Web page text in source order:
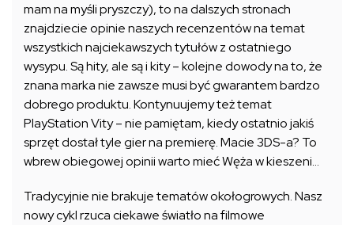
mam na myśli pryszczy), to na dalszych stronach
znajdziecie opinie naszych recenzentów na temat
wszystkich najciekawszych tytułów z ostatniego
wysypu. Są hity, ale są i kity – kolejne dowody na to, że
znana marka nie zawsze musi być gwarantem bardzo
dobrego produktu. Kontynuujemy też temat
PlayStation Vity – nie pamiętam, kiedy ostatnio jakiś
sprzęt dostał tyle gier na premierę. Macie 3DS-a? To
wbrew obiegowej opinii warto mieć Węża w kieszeni…
Tradycyjnie nie brakuje tematów okołogrowych. Nasz
nowy cykl rzuca ciekawe światło na filmowe